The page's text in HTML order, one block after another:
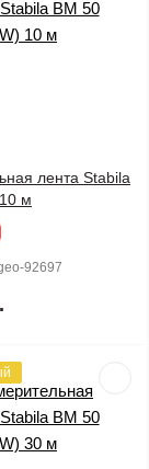
лента Stabila
м
92697